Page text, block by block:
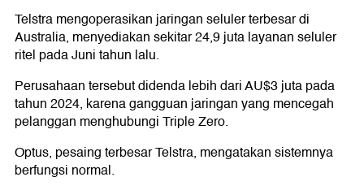
Telstra mengoperasikan jaringan seluler terbesar di
Australia, menyediakan sekitar 24,9 juta layanan seluler
ritel pada Juni tahun lalu.
Perusahaan tersebut didenda lebih dari AU$3 juta pada
tahun 2024, karena gangguan jaringan yang mencegah
pelanggan menghubungi Triple Zero.
Optus, pesaing terbesar Telstra, mengatakan sistemnya
berfungsi normal.